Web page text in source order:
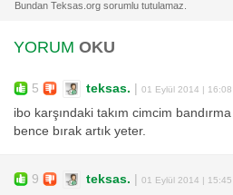
YORUM OKU
5 teksas. | 01 Eylül 2014 | 16:08
ibo karşındaki takım cimcim
bence bırak artık yeter.
9 teksas. | 01 Eylül 2014 | 15:45